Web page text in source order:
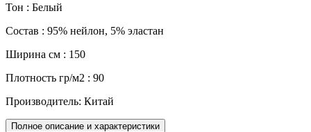
Тон : Белый
Состав : 95% нейлон, 5% эластан
Ширина см : 150
Плотность гр/м2 : 90
Производитель: Китай
Полное описание и характеристики